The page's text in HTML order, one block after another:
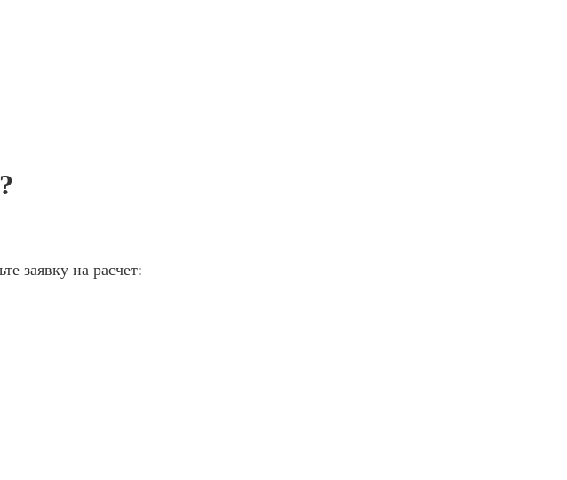
заявку на расчет: